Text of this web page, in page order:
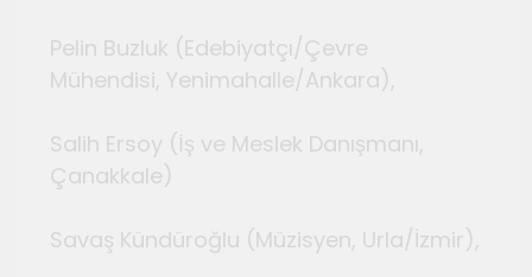
Pelin Buzluk (Edebiyatçı/Çevre
Mühendisi, Yenimahalle/Ankara),
Salih Ersoy (İş ve Meslek Danışmanı,
Çanakkale)
Savaş Kündüroğlu (Müzisyen, Urla/İzmir),